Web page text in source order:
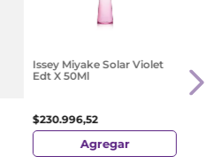
Issey Miyake Solar Violet
Edt X 50Ml
$230.996,52
Agregar